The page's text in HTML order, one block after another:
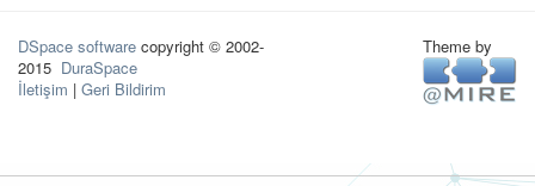
DSpace software copyright © 2002-
2015 DuraSpace
İletişim | Geri Bildirim
Theme by